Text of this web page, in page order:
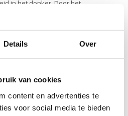
Details Over
van cookies
content en advertenties te
voor social media te bieden
in het donker. Door het
op het dek en de eenvoudig
Alle producten worden ontworpen
met de allerbeste onderdelen,
hoogste normen, waardoor Micro
Duurzaam ondernemen
Micro zet zich volledig in voor